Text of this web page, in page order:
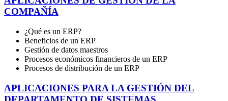
COMPAÑÍA
¿Qué es un ERP?
Beneficios de un ERP
Gestión de datos maestros
Procesos económicos financieros de un ERP
Procesos de distribución de un ERP
APLICACIONES PARA LA GESTIÓN DEL